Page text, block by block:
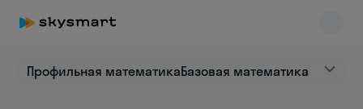
Профильная математикаБазовая математика